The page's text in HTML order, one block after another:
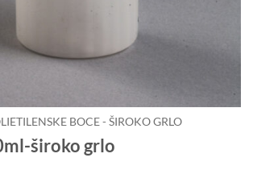
BOCE - ŠIROKO GRLO
široko grlo